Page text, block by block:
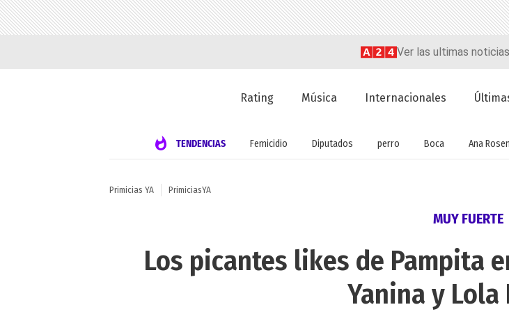
Ver las ultimas
Rating Música Internacionales
TENDENCIAS Femicidio Diputados perro Boca Ana
Primicias YA PrimiciasYA
MUY FUERTE
Los picantes likes de Pampita
Yanina y Lola